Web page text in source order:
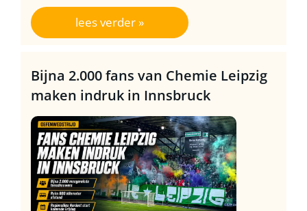
lees verder »
Bijna 2.000 fans van Chemie Leipzig
maken indruk in Innsbruck